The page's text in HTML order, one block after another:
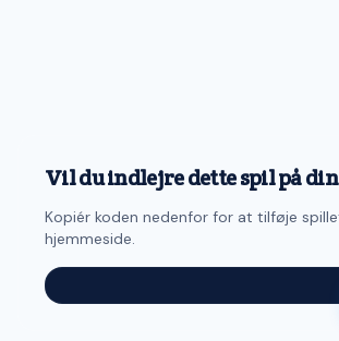
Vil du indlejre dette spil på din
Kopiér koden nedenfor for at tilføje
hjemmeside.